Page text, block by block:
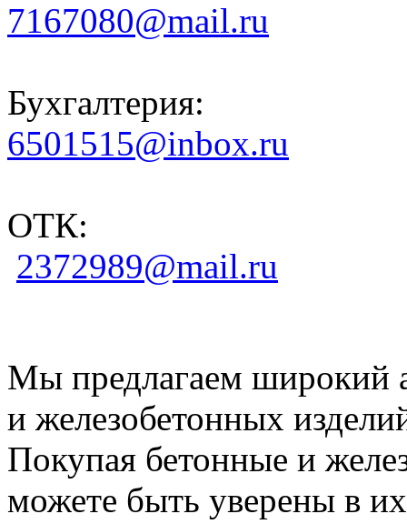
7167080@mail.ru
Бухгалтерия:
6501515@inbox.ru
ОТК:
2372989@mail.ru
Мы предлагаем широкий
и железобетонных
Покупая бетонные и
можете быть уверены в их